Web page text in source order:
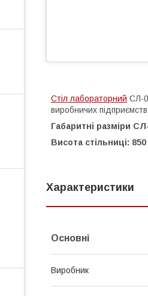
Стіл лабораторний СЛ-
виробничих
Габаритні разміри
Висота стільниці:
Характеристики
Основні
Виробник